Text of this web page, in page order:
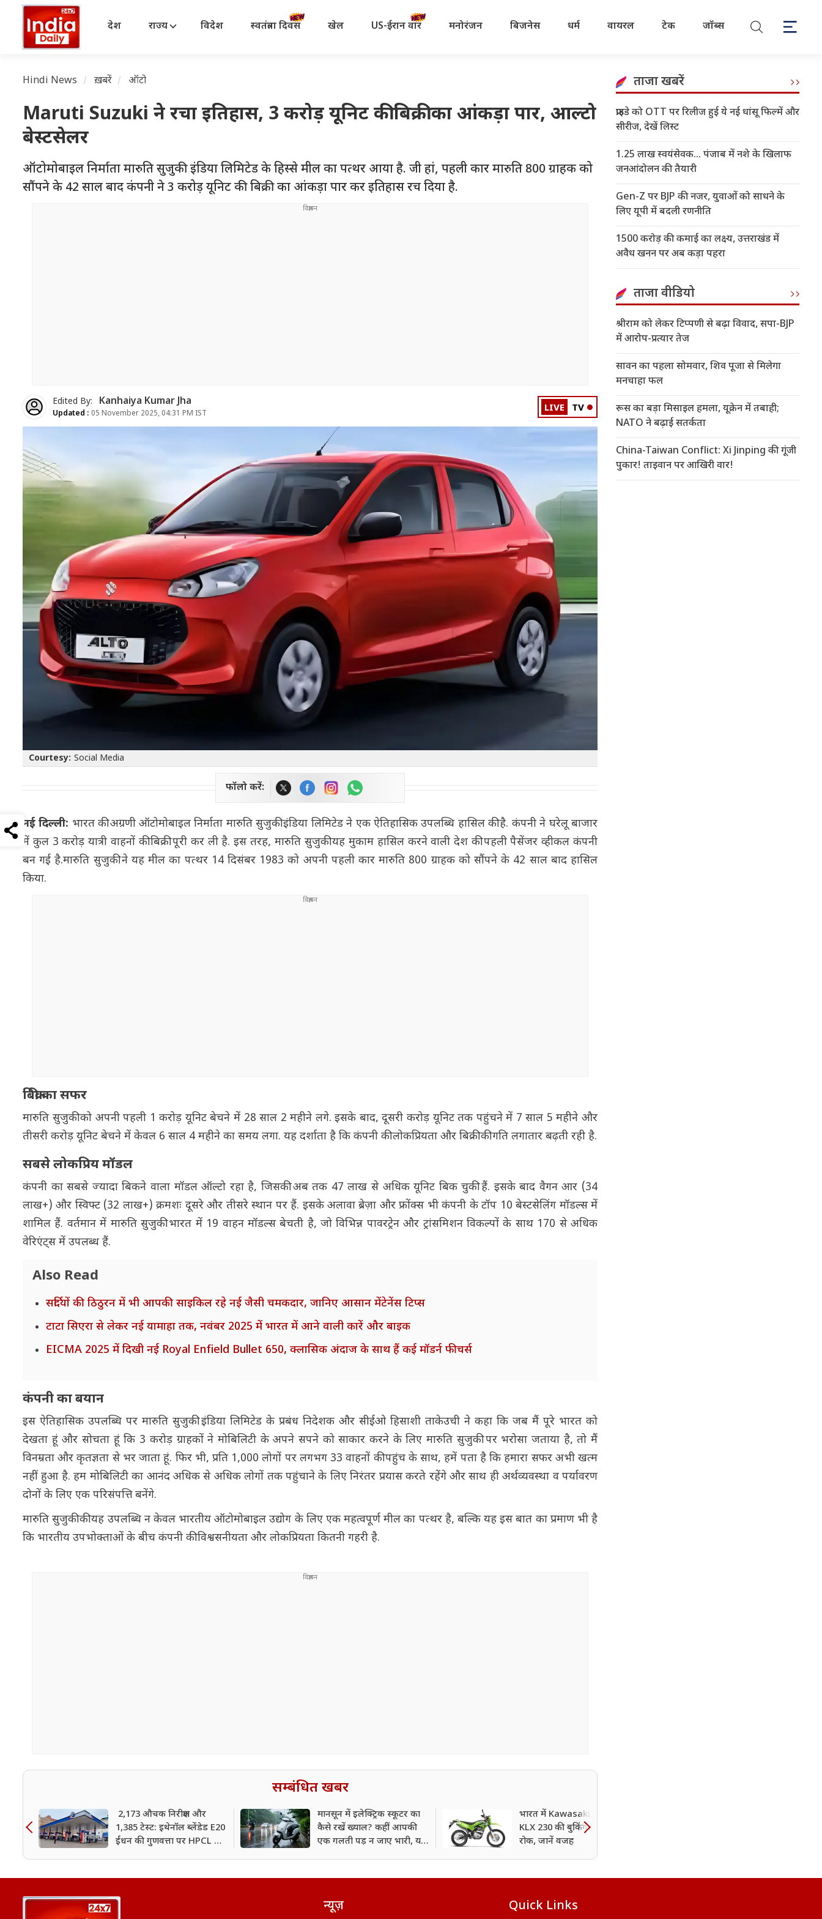
देश राज्य विदेश स्वतंत्रता दिवस खेल US-ईरान वॉर मनोरंजन बिजनेस धर्म वायरल टेक जॉब्स
Hindi News ख़बरें ऑटो
Maruti Suzuki ने रचा इतिहास, 3 करोड़ यूनिट की बिक्री का आंकड़ा पार, आल्टो
बेस्टसेलर
ऑटोमोबाइल निर्माता मारुति सुजुकी इंडिया लिमिटेड के हिस्से मील का पत्थर आया है. जी हां, पहली कार मारुति 800 ग्राहक को
सौंपने के 42 साल बाद कंपनी ने 3 करोड़ यूनिट की बिक्री का आंकड़ा पार कर इतिहास रच दिया है.
Edited By: Kanhaiya Kumar Jha
Updated : 05 November 2025, 04:31 PM IST LIVE TV
Courtesy: Social Media
फॉलो करें:
नई दिल्ली: भारत की अग्रणी ऑटोमोबाइल निर्माता मारुति सुजुकी इंडिया लिमिटेड ने एक ऐतिहासिक उपलब्धि हासिल की है. कंपनी ने घरेलू बाजार
में कुल 3 करोड़ यात्री वाहनों की बिक्री पूरी कर ली है. इस तरह, मारुति सुजुकी यह मुकाम हासिल करने वाली देश की पहली पैसेंजर व्हीकल कंपनी
बन गई है.मारुति सुजुकी ने यह मील का पत्थर 14 दिसंबर 1983 को अपनी पहली कार मारुति 800 ग्राहक को सौंपने के 42 साल बाद हासिल
किया.
बिक्री का सफर
मारुति सुजुकी को अपनी पहली 1 करोड़ यूनिट बेचने में 28 साल 2 महीने लगे. इसके बाद, दूसरी करोड़ यूनिट तक पहुंचने में 7 साल 5 महीने और
तीसरी करोड़ यूनिट बेचने में केवल 6 साल 4 महीने का समय लगा. यह दर्शाता है कि कंपनी की लोकप्रियता और बिक्री की गति लगातार बढ़ती रही है.
सबसे लोकप्रिय मॉडल
कंपनी का सबसे ज्यादा बिकने वाला मॉडल ऑल्टो रहा है, जिसकी अब तक 47 लाख से अधिक यूनिट बिक चुकी हैं. इसके बाद वैगन आर (34
लाख+) और स्विफ्ट (32 लाख+) क्रमशः दूसरे और तीसरे स्थान पर हैं. इसके अलावा ब्रेज़ा और फ्रोंक्स भी कंपनी के टॉप 10 बेस्टसेलिंग मॉडल्स में
शामिल हैं. वर्तमान में मारुति सुजुकी भारत में 19 वाहन मॉडल्स बेचती है, जो विभिन्न पावरट्रेन और ट्रांसमिशन विकल्पों के साथ 170 से अधिक
वेरिएंट्स में उपलब्ध हैं.
Also Read
सर्दियों की ठिठुरन में भी आपकी साइकिल रहे नई जैसी चमकदार, जानिए आसान मेंटेनेंस टिप्स
टाटा सिएरा से लेकर नई यामाहा तक, नवंबर 2025 में भारत में आने वाली कारें और बाइक
EICMA 2025 में दिखी नई Royal Enfield Bullet 650, क्लासिक अंदाज के साथ हैं कई मॉडर्न फीचर्स
कंपनी का बयान
इस ऐतिहासिक उपलब्धि पर मारुति सुजुकी इंडिया लिमिटेड के प्रबंध निदेशक और सीईओ हिसाशी ताकेउची ने कहा कि जब मैं पूरे भारत को
देखता हूं और सोचता हूं कि 3 करोड़ ग्राहकों ने मोबिलिटी के अपने सपने को साकार करने के लिए मारुति सुजुकी पर भरोसा जताया है, तो मैं
विनम्रता और कृतज्ञता से भर जाता हूं. फिर भी, प्रति 1,000 लोगों पर लगभग 33 वाहनों की पहुंच के साथ, हमें पता है कि हमारा सफर अभी खत्म
नहीं हुआ है. हम मोबिलिटी का आनंद अधिक से अधिक लोगों तक पहुंचाने के लिए निरंतर प्रयास करते रहेंगे और साथ ही अर्थव्यवस्था व पर्यावरण
दोनों के लिए एक परिसंपत्ति बनेंगे.
मारुति सुजुकी की यह उपलब्धि न केवल भारतीय ऑटोमोबाइल उद्योग के लिए एक महत्वपूर्ण मील का पत्थर है, बल्कि यह इस बात का प्रमाण भी है
कि भारतीय उपभोक्ताओं के बीच कंपनी की विश्वसनीयता और लोकप्रियता कितनी गहरी है.
सम्बंधित खबर
2,173 औचक निरीक्षण और
1,385 टेस्ट: इथेनॉल ब्लेंडेड E20
ईंधन की गुणवत्ता पर HPCL का
मानसून में इलेक्ट्रिक स्कूटर का
कैसे रखें ख्याल? कहीं आपकी
एक गलती पड़ न जाए भारी, यहां
भारत में Kawasaki MY26
KLX 230 की बुकिंग पर लगी
रोक, जानें वजह
ताजा खबरें
फ्राइडे को OTT पर रिलीज हुई ये नई धांसू फिल्में और
सीरीज, देखें लिस्ट
1.25 लाख स्वयंसेवक... पंजाब में नशे के खिलाफ
जनआंदोलन की तैयारी
Gen-Z पर BJP की नजर, युवाओं को साधने के
लिए यूपी में बदली रणनीति
1500 करोड़ की कमाई का लक्ष्य, उत्तराखंड में
अवैध खनन पर अब कड़ा पहरा
ताजा वीडियो
श्रीराम को लेकर टिप्पणी से बढ़ा विवाद, सपा-BJP
में आरोप-प्रत्यार तेज
सावन का पहला सोमवार, शिव पूजा से मिलेगा
मनचाहा फल
रूस का बड़ा मिसाइल हमला, यूक्रेन में तबाही;
NATO ने बढ़ाई सतर्कता
China-Taiwan Conflict: Xi Jinping की गूंजी
पुकार! ताइवान पर आखिरी वार!
न्यूज़ Quick Links